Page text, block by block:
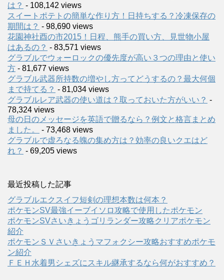
は？ - 108,142 views
スイートポテトの簡単な作り方！日持ちする？冷凍保存の
期間は？ - 98,690 views
花園神社酉の市2015！日程、熊手の買い方、見世物小屋
はあるの？ - 83,571 views
グラブルでウォーロックの優先度が高い３つの理由と使い
方 - 81,677 views
グラブル武器所持数の増やし方ってどうするの？最大何個
まで持てる？ - 81,034 views
グラブルレア武器の使い道は？取っておいた方がいい？ -
78,324 views
母の日のメッセージを英語で贈るなら？例文と格言まとめ
ました。
- 73,468 views
グラブルで虚ろなる魄の集め方は？効率の良いクエはど
れ？ - 69,205 views
最近投稿した記事
グラブルエクスイフ短剣の理想本数は何本？
ポケモンSV最強イーブイソロ攻略で使用したポケモン
ポケモンSVさいきょうゴリランダー攻略クリアポケモン
紹介
ポケモンＳＶさいきょうマフォクシー攻略おすすめポケモ
ン紹介
ＦＥＨ水着男シェズにスキル継承するなら何がおすすめ？